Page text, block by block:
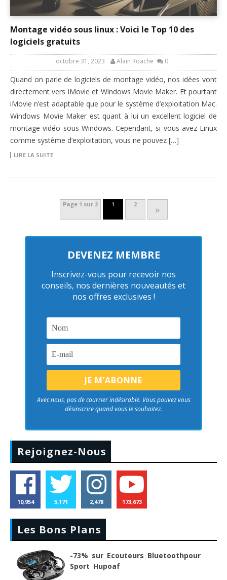
Montage vidéo sous linux : Voici le Top 10 des
logiciels gratuits
octobre 31, 2023 Alain Roache 0
Quand on parle de logiciels de montage vidéo, nos idées vont
directement vers iMovie et Windows Movie Maker. Et pourtant
iMovie n’est adaptable que pour le système d’exploitation Mac.
Windows Movie Maker est quant à lui un excellent logiciel de
montage vidéo sous Windows. Cependant, si vous avez Linux
comme système d’exploitation, vous ne pouvez […]
LIRE LA SUITE
Page 1 sur 2 1 2 »
DEVENEZ MEMBRE
Inscrivez-vous pour recevoir nos
conseils, nos dernières nouveautés et
nos offres exclusives !
Avec nous, pas de courrier indésirable. Vous pouvez vous
désinscrire quand vous le souhaitez.
Rejoignez-Nous
10,954 5,171 2,478 173,673
Les Bons Plans
-73% sur Ecouteurs Bluetoothpour
Sport Hupoaf